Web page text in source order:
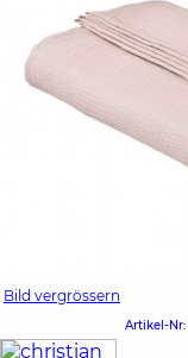
Bild vergrössern
Artikel-Nr: